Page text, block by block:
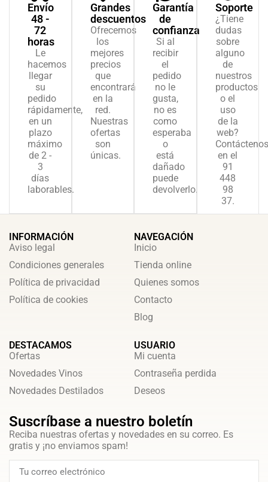
Envío
48 -
72
horas
Le
hacemos
llegar
su
pedido
rápidamente,
en un
plazo
máximo
de 2 -
3
días
laborables.
Grandes
descuentos
Ofrecemos
los
mejores
precios
que
encontrará
en la
red.
Nuestras
ofertas
son
únicas.
Garantía
de
confianza
Si al
recibir
el
pedido
no le
gusta,
no es
como
esperaba
o
está
dañado
puede
devolverlo.
Soporte
¿Tiene
dudas
sobre
alguno
de
nuestros
productos
o el
uso
de la
web?
Contáctenos
en el
91
448
98
37.
INFORMACIÓN
Aviso legal
Condiciones generales
Política de privacidad
Política de cookies
NAVEGACIÓN
Inicio
Tienda online
Quienes somos
Contacto
Blog
DESTACAMOS
Ofertas
Novedades Vinos
Novedades Destilados
USUARIO
Mi cuenta
Contraseña perdida
Deseos
Suscríbase a nuestro boletín
Reciba nuestras ofertas y novedades en su correo. Es
gratis y ¡no enviamos spam!